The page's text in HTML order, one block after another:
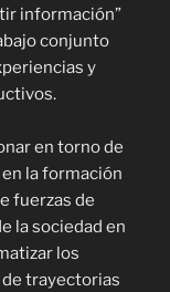
información”
conjunto
y
en torno de
la formación
fuerzas de
la sociedad en
los
trayectorias